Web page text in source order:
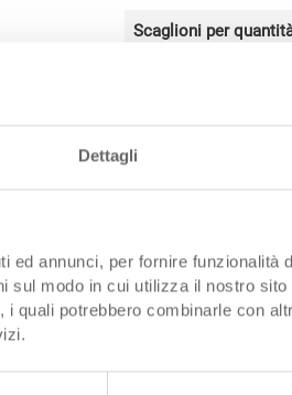
Dettagli
ed annunci, per fornire funzionalità
sul modo in cui utilizza il nostro
quali potrebbero combinarle con
Scaglioni per
da 100 pezzi
Dati articolo